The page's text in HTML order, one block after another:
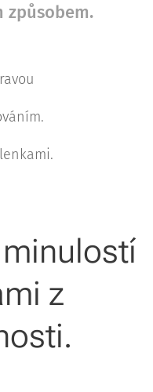
způsobem.
z